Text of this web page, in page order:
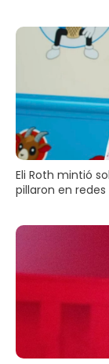
Eli Roth mintió
pillaron en redes